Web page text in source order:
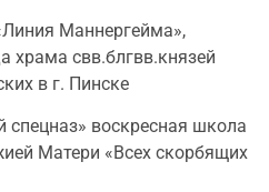
Маннергейма»,
храма свв.блгвв.князей
в г. Пинске
спецназ» воскресная школа
Матери «Всех скорбящих